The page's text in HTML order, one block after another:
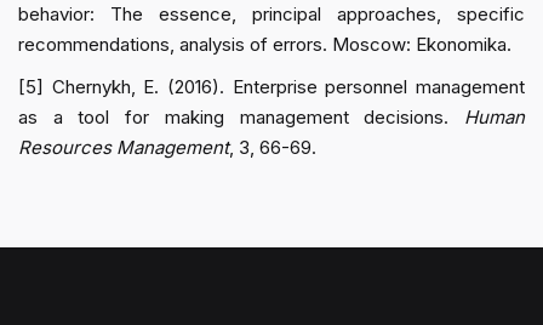
behavior: The essence, principal approaches, specific
recommendations, analysis of errors. Moscow: Ekonomika.
[5] Chernykh, E. (2016). Enterprise personnel management
as a tool for making management decisions. Human
Resources Management, 3, 66-69.